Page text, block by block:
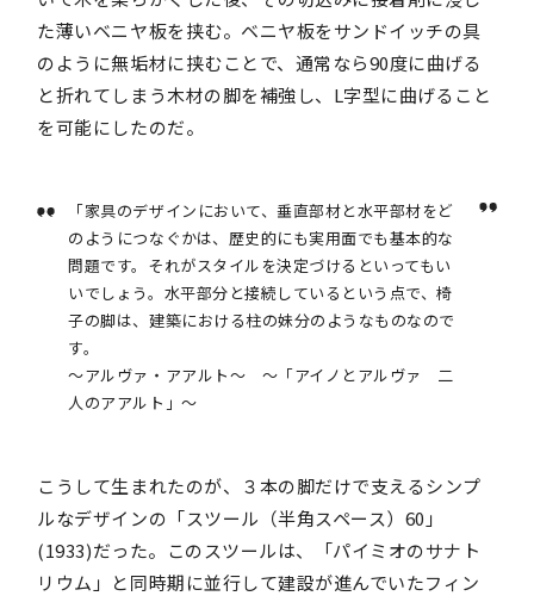
た薄いベニヤ板を挟む。ベニヤ板をサンドイッチの具
のように無垢材に挟むことで、通常なら90度に曲げる
と折れてしまう木材の脚を補強し、L字型に曲げること
を可能にしたのだ。
「家具のデザインにおいて、垂直部材と水平部材をど
のようにつなぐかは、歴史的にも実用面でも基本的な
問題です。それがスタイルを決定づけるといってもい
いでしょう。水平部分と接続しているという点で、椅
子の脚は、建築における柱の妹分のようなものなので
す。
～アルヴァ・アアルト～ ～「アイノとアルヴァ 二
人のアアルト」～
こうして生まれたのが、３本の脚だけで支えるシンプ
ルなデザインの「スツール（半角スペース）60」
(1933)だった。このスツールは、「パイミオのサナト
リウム」と同時期に並行して建設が進んでいたフィン